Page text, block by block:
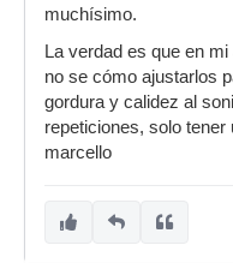
muchísimo.
La verdad es que en
no se cómo ajustarlos
gordura y calidez al
repeticiones, solo
marcello